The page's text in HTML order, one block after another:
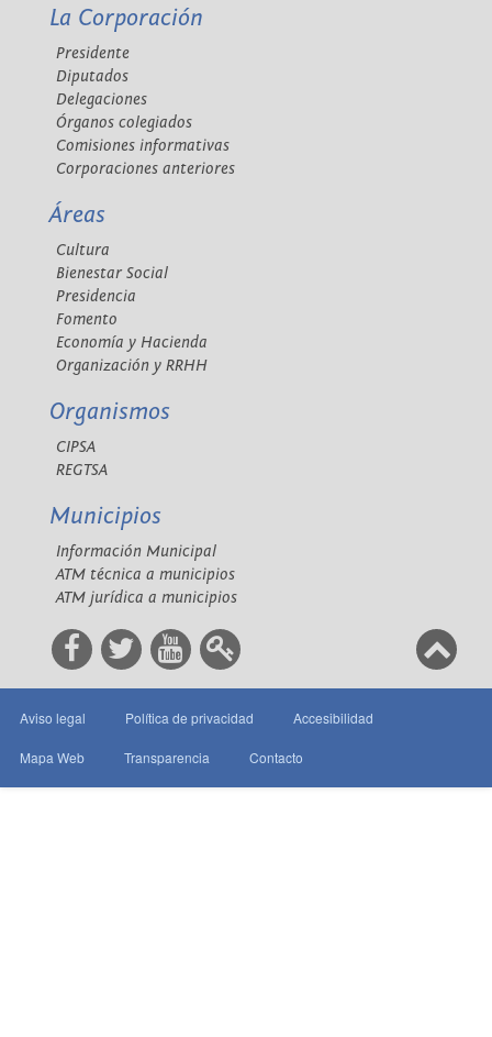
La Corporación
Presidente
Diputados
Delegaciones
Órganos colegiados
Comisiones informativas
Corporaciones anteriores
Áreas
Cultura
Bienestar Social
Presidencia
Fomento
Economía y Hacienda
Organización y RRHH
Organismos
CIPSA
REGTSA
Municipios
Información Municipal
ATM técnica a municipios
ATM jurídica a municipios
Aviso legal Política de privacidad Accesibilidad
Mapa Web Transparencia Contacto